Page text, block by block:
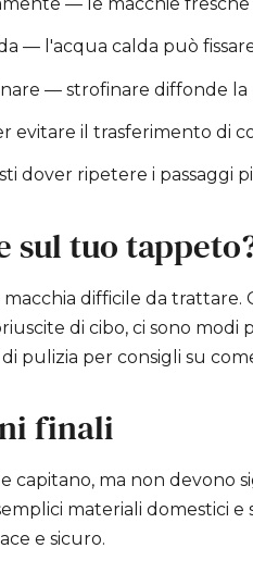
— l'acqua calda può
— strofinare diffonde la
evitare il trasferimento di
dover ripetere i passaggi
sul tuo
difficile da trattare.
di cibo, ci sono
pulizia per consigli su
finali
capitano, ma non devono
materiali domestici
e sicuro.